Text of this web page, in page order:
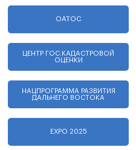
ОАТОС
ЦЕНТР ГОС.КАДАСТРОВОЙ
ОЦЕНКИ
НАЦПРОГРАММА РАЗВИТИЯ
ДАЛЬНЕГО ВОСТОКА
EXPO 2025